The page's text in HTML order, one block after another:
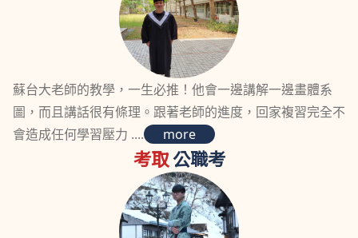
蘇台大老師的教學，一生必推！他會一邊講解一邊畫體系
圖，而且講話很有條理。跟著老師的進度，回家複習完全不
會造成任何學習壓力 ....
more
考取公職考